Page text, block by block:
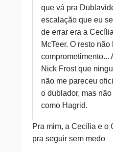
que vá pra
escalação que eu
de errar era a
McTeer. O resto não
comprometimento...
Nick Frost que
não me pareceu
o dublador, mas
como Hagrid.
Pra mim, a Cecília e o
pra seguir sem medo